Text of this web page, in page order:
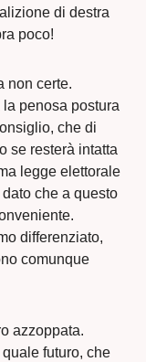
di destra
poco!
non certe.
penosa postura
che di
se resterà intatta
legge elettorale
che a questo
differenziato,
comunque
azzoppata.
futuro, che